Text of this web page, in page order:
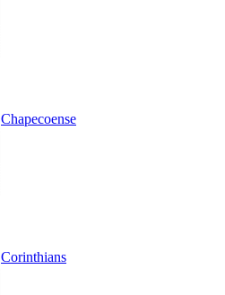
Chapecoense
Corinthians